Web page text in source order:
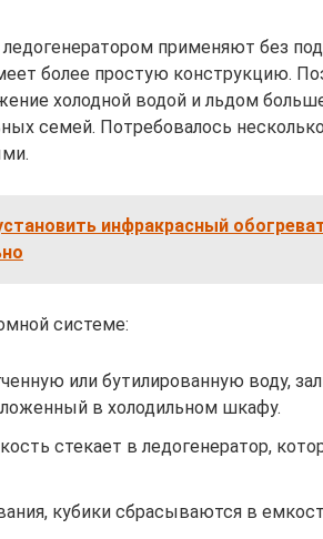
применяют без
более простую конструкцию.
холодной водой и льдом
семей. Потребовалось
инфракрасный
системе:
или бутилированную воду,
в холодильном шкафу.
стекает в ледогенератор,
кубики сбрасываются в